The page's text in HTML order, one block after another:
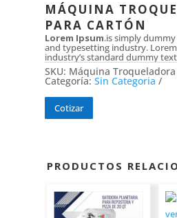
MÁQUINA
PARA CARTÓN
Lorem Ipsum.is simply
and typesetting industry.
industry’s standard dummy
SKU: Máquina
Categoría: Sin Categoria
Cotizar
PRODUCTOS